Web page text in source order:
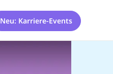
Neu: Karriere-Events